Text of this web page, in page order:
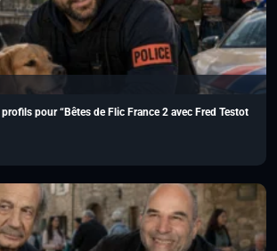
pour “Bêtes de Flic France 2 avec Fred Testot